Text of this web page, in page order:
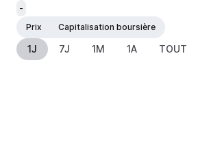
-
Prix
Capitalisation boursière
1J 7J 1M 1A TOUT